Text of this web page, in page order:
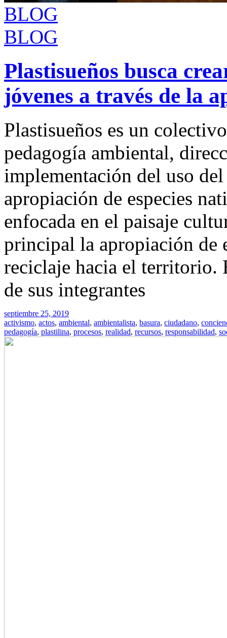
BLOG
BLOG
Plastisueños busca
jóvenes a través de la
Plastisueños es un
pedagogía ambiental,
implementación del uso
apropiación de especies
enfocada en el paisaje
principal la apropiación de
reciclaje hacia el territorio.
de sus integrantes
septiembre 25, 2019
activismo, actos, ambiental, ambientalista, basura, ciudadano,
pedagogía, plastilina, procesos, realidad, recursos, responsabilidad,